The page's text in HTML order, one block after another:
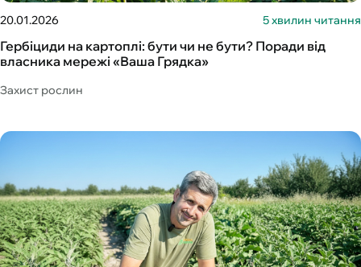
20.01.2026 5 хвилин читання
Гербіциди на картоплі: бути чи не бути? Поради від
власника мережі «Ваша Грядка»
Захист рослин